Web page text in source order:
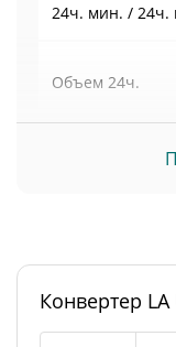
24ч. мин. / 24ч.
Объем 24ч.
Объем /
Lagrange
Конвертер LA